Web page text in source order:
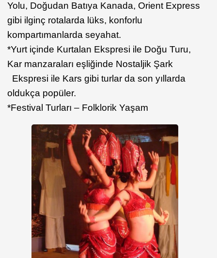
Yolu, Doğudan Batıya Kanada, Orient Express
gibi ilginç rotalarda lüks, konforlu
kompartımanlarda seyahat.
*Yurt içinde Kurtalan Ekspresi ile Doğu Turu,
Kar manzaraları eşliğinde Nostaljik Şark
Ekspresi ile Kars gibi turlar da son yıllarda
oldukça popüler.
*Festival Turları – Folklorik Yaşam